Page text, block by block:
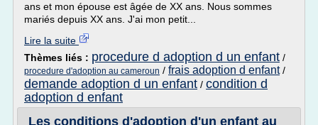
ans et mon épouse est âgée de XX ans. Nous sommes
mariés depuis XX ans. J'ai mon petit...
Lire la suite
Thèmes liés : procedure d adoption d un enfant /
procedure d'adoption au cameroun / frais adoption d enfant/
demande adoption d un enfant / condition d
adoption d enfant
Les conditions d'adoption d'un enfant au